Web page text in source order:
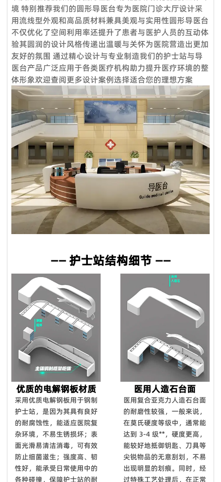
境 特别推荐我们的圆形导医台专为医院门诊大厅设计采
用流线型外观和高品质材料兼具美观与实用性圆形导医台
不仅优化了空间利用率还提升了患者与医护人员的互动体
验其圆润的设计风格传递出温暖与关怀为医院营造出更加
友好的氛围 通过精心设计与专业制造我们的护士站与导
医台产品广泛应用于各类医疗机构助力提升医疗环境的整
体形象欢迎查阅更多设计案例选择适合您的理想方案
—— 护士站结构细节 ——
优质的电解钢板材质
采用优质电解钢板用于钢制
护士站，是因为其具有良好
的耐腐蚀性，能适应医院复
杂环境，不易生锈损坏；表
面光滑易清洁消毒，可有效
防止细菌滋生；强度高、韧
性好，能承受日常使用中的
各种碰撞，保障护士站的耐
医用人造石台面
医用复合亚克力人造石台面
的耐磨性较强，一般来说，
在莫氏硬度等级中，通常能
达到 3-4 级**，硬度更高，
能较好地抵御钥匙、刀具等
尖锐物品的无意刮划，不易
出现明显的划痕。同时，经
过特殊工艺处理后，在正常
方案设计、配置、现场测量、验收报告、后续服务等。项目案例
来自政府、医疗机构、教育系统、酒店、银行等各行各业。我们
还负责提供专业的服务，通过提供培训课程帮助品牌店客户建立
强大的销售团队，这就是过去15年来客户选择我们的原因。
服务理念：客户至上
售前服务：
VOUPLUS坚持把专业的人放在合适的岗位，工程团队为客户提
供专业的方案设计、**合理的空间配置、后期的跟进工作，致力
于打造和谐的工作环境。
销售服务：
我们是一支专业的咨询团队，帮助您选择合适的家具并给出建议
和详细的家具保养原则。
售后服务：
产品享受三年保固及维修服务。我司售后服务中心负责处理客户
咨询、投诉、维修及应急服务、亲善回访等。三年保固期内，除
人为因素外，经维修后，产品无法正常使用，厂家将给予换货。
标准产品，通常以 TT 30% 定金，装货前 70% 余款；信用证；
OA；贸易保证可接受。定制产品需支付 50% 定金。
Q4：交货时间怎么样？
标准产品需要5-7个工作日，定制产品时间需要20天；大批量生
产需要10天**。
Q5：我是一个小批发商，你们接受小额订单吗？
当然可以。从您联系我们的那一刻起，您就成为我们宝贵的潜在
客户。无论您的数量多大或少，我们都期待与您合作，希望我们
未来能够共同成长。
Q6：我可以把我的标志放在产品上吗？
是的。您可以将您的织物徽标发送给我们，然后我们可以在椅子
上放置您的徽标。此外，我们可以在盒子上印上您的徽标。
Q7. 你们的质量控制如何？
质量是我们的文化。我们拥有专业的质量检测中心，对原材料进
行化学和物理测试，只有合格的才能生产。专业的QC团队拥有
50名成员，在交货前对产品和包装进行测试。我们将在整个批
量生产过程中控制货物的质量。我们保证客户对我们**产品
馈我们，如果产品不符合合同要求，我们将免费更换或在下一个
订单中给您补偿。对于国外订单，我们确保大多数配件。在某些
特殊情况下，我们将给予折扣作为解决方案。
Q8. 你的设计能力如何？
我们拥有12人的设计团队，设计师拥有10年以上行业经验，毕
业于家具产品设计专业，医疗家具风格、医院空间布局均由我们
设计团队自主设计开发。
Q9：你们能对你们的产品提供保修吗？
是的，我们对**产品提供 100% 满意保证。我们可以提供 5 年
的保证。
Q10：您可以进行定制吗？
我们拥有强大的开发工具来映射自定义功能。